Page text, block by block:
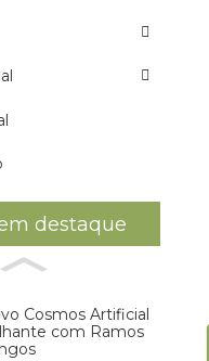
destaque
Cosmos Artificial
com Ramos